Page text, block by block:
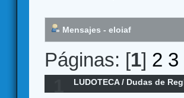
Mensajes - eloiaf
Páginas: [1] 2 3
LUDOTECA/ Dudas de